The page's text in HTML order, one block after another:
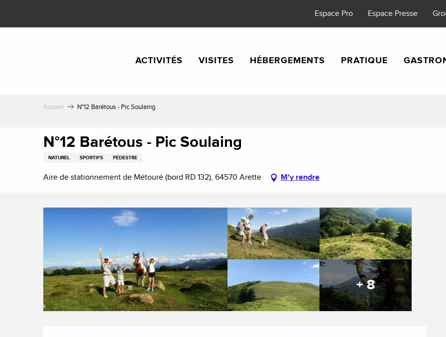
contenu
Espace Pro Espace Presse
ACTIVITÉS VISITES HÉBERGEMENTS PRATIQUE
Accueil N°12 Barétous - Pic Soulaing
N°12 Barétous - Pic Soulaing
NATUREL SPORTIFS PÉDESTRE
Aire de stationnement de Métouré (bord RD 132), 64570 Arette M'y rendre
+ 8